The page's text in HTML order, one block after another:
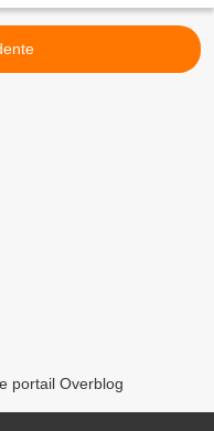
portail Overblog